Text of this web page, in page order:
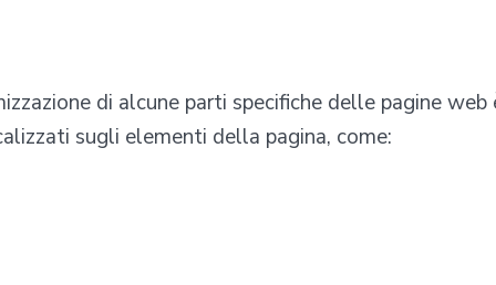
di alcune parti specifiche delle pagine web
sugli elementi della pagina, come: